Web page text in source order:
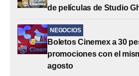
de películas de Studio
NEGOCIOS
Boletos Cinemex a 30
promociones con el
agosto